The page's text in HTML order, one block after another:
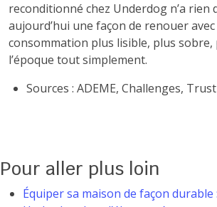
reconditionné chez Underdog n’a rien
aujourd’hui une façon de renouer
consommation plus lisible, plus sobre,
l’époque tout simplement.
Sources : ADEME, Challenges,
Pour aller plus loin
Équiper sa maison de façon